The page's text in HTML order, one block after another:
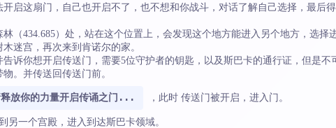
启这扇门，自己也开启不了，也不想和你战斗，对话了解自己选择，最后
（434.685）处，站在这个位置上，会发现这个地方能进入另个地方，选
迷宫，再次来到肯诺尔的家。
诉你想开启传送门，需要5位守护者的钥匙，以及斯巴卡的通行证，但是
。并传送回传送门前。
放你的力量开启传诵之门... ，此时 传送门被开启，进入门。
另一个宫殿，进入到达斯巴卡领域。